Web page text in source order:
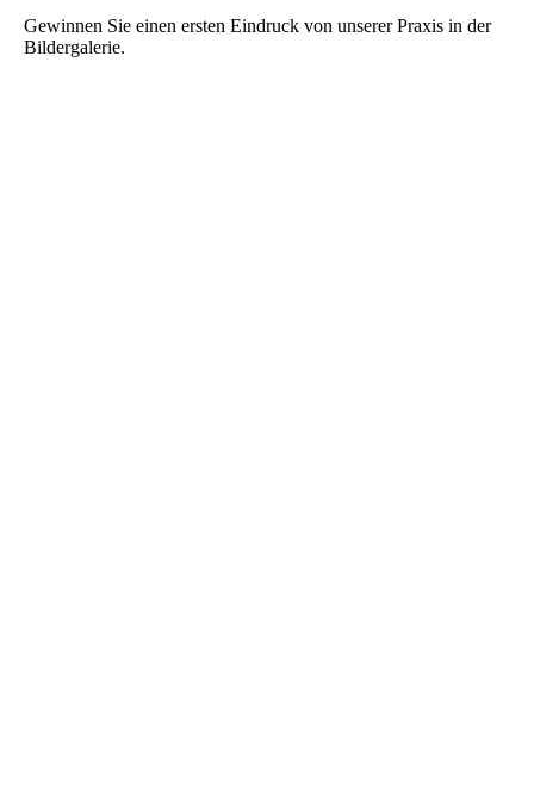
Gewinnen Sie einen ersten Eindruck von unserer Praxis in der
Bildergalerie.